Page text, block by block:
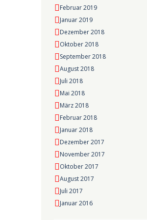
Februar 2019
Januar 2019
Dezember 2018
Oktober 2018
September 2018
August 2018
Juli 2018
Mai 2018
März 2018
Februar 2018
Januar 2018
Dezember 2017
November 2017
Oktober 2017
August 2017
Juli 2017
Januar 2016